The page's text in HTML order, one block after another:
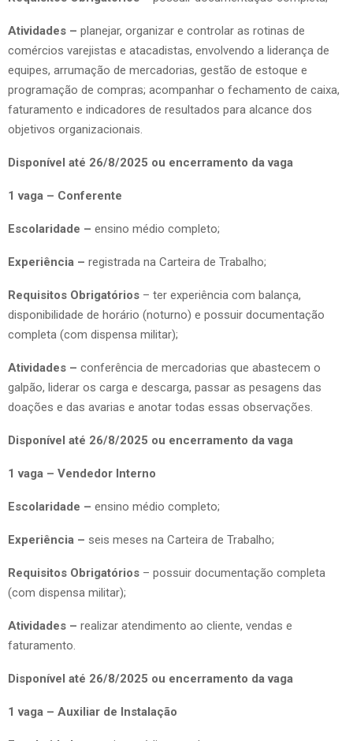
Atividades – planejar, organizar e controlar as rotinas de
comércios varejistas e atacadistas, envolvendo a liderança de
equipes, arrumação de mercadorias, gestão de estoque e
programação de compras; acompanhar o fechamento de caixa,
faturamento e indicadores de resultados para alcance dos
objetivos organizacionais.
Disponível até 26/8/2025 ou encerramento da vaga
1 vaga – Conferente
Escolaridade – ensino médio completo;
Experiência – registrada na Carteira de Trabalho;
Requisitos Obrigatórios – ter experiência com balança,
disponibilidade de horário (noturno) e possuir documentação
completa (com dispensa militar);
Atividades – conferência de mercadorias que abastecem o
galpão, liderar os carga e descarga, passar as pesagens das
doações e das avarias e anotar todas essas observações.
Disponível até 26/8/2025 ou encerramento da vaga
1 vaga – Vendedor Interno
Escolaridade – ensino médio completo;
Experiência – seis meses na Carteira de Trabalho;
Requisitos Obrigatórios – possuir documentação completa
(com dispensa militar);
Atividades – realizar atendimento ao cliente, vendas e
faturamento.
Disponível até 26/8/2025 ou encerramento da vaga
1 vaga – Auxiliar de Instalação